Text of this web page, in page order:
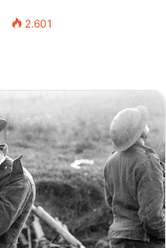
2.601